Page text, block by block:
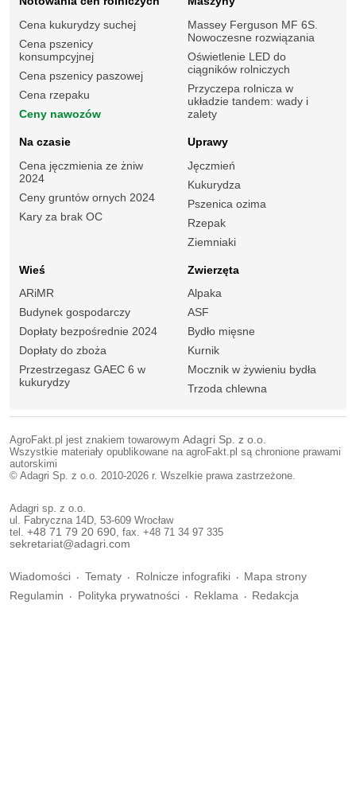
Cena kukurydzy suchej
Cena pszenicy
konsumpcyjnej
Cena pszenicy paszowej
Cena rzepaku
Ceny nawozów
Massey Ferguson MF 6S.
Nowoczesne rozwiązania
Oświetlenie LED do
ciągników rolniczych
Przyczepa rolnicza w
układzie tandem: wady i
zalety
Na czasie
Cena jęczmienia ze żniw
2024
Ceny gruntów ornych 2024
Kary za brak OC
Uprawy
Jęczmień
Kukurydza
Pszenica ozima
Rzepak
Ziemniaki
Wieś
ARiMR
Budynek gospodarczy
Dopłaty bezpośrednie 2024
Dopłaty do zboża
Przestrzegasz GAEC 6 w
kukurydzy
Zwierzęta
Alpaka
ASF
Bydło mięsne
Kurnik
Mocznik w żywieniu bydła
Trzoda chlewna
AgroFakt.pl jest znakiem towarowym Adagri Sp. z o.o.
Wszystkie materiały opublikowane na agroFakt.pl są chronione prawami
autorskimi
© Adagri Sp. z o.o. 2010-2026 r. Wszelkie prawa zastrzeżone.
Adagri sp. z o.o.
ul. Fabryczna 14D, 53-609 Wrocław
tel. +48 71 79 20 690 , fax. +48 71 34 97 335
sekretariat@adagri.com
Wiadomości Tematy Rolnicze infografiki
Mapa strony
Regulamin
Polityka prywatności Reklama Redakcja